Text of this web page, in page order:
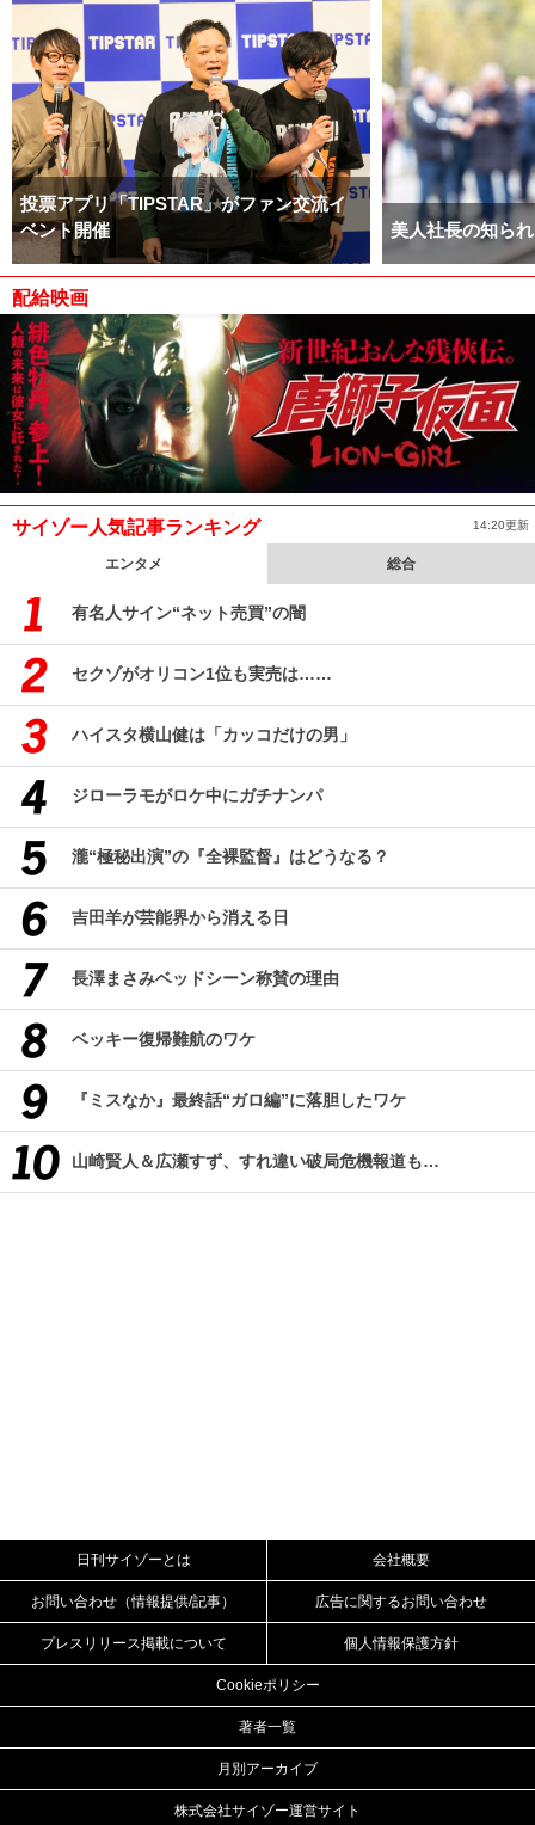
投票アプリ「TIPSTAR」がファン交流イ
ベント開催
美人社長の知ら
配給映画
サイゾー人気記事ランキング 14:20更新
エンタメ 総合
有名人サイン“ネット売買”の闇
セクゾがオリコン1位も実売は……
ハイスタ横山健は「カッコだけの男」
ジローラモがロケ中にガチナンパ
瀧“極秘出演”の『全裸監督』はどうなる？
吉田羊が芸能界から消える日
長澤まさみベッドシーン称賛の理由
ベッキー復帰難航のワケ
『ミスなか』最終話“ガロ編”に落胆したワケ
山崎賢人＆広瀬すず、すれ違い破局危機報道も…
日刊サイゾーとは 会社概要
お問い合わせ（情報提供/記事） 広告に関するお問い合わせ
プレスリリース掲載について 個人情報保護方針
Cookieポリシー
著者一覧
月別アーカイブ
株式会社サイゾー運営サイト